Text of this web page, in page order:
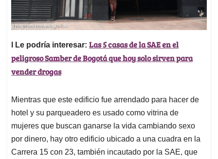
l Le podría interesar: Las 5 casas de la SAE en el
peligroso Samber de Bogotá que hoy solo sirven para
vender drogas
Mientras que este edificio fue arrendado para hacer de
hotel y su parqueadero es usado como vitrina de
mujeres que buscan ganarse la vida cambiando sexo
por dinero, hay otro edificio ubicado a una cuadra en la
Carrera 15 con 23, también incautado por la SAE, que